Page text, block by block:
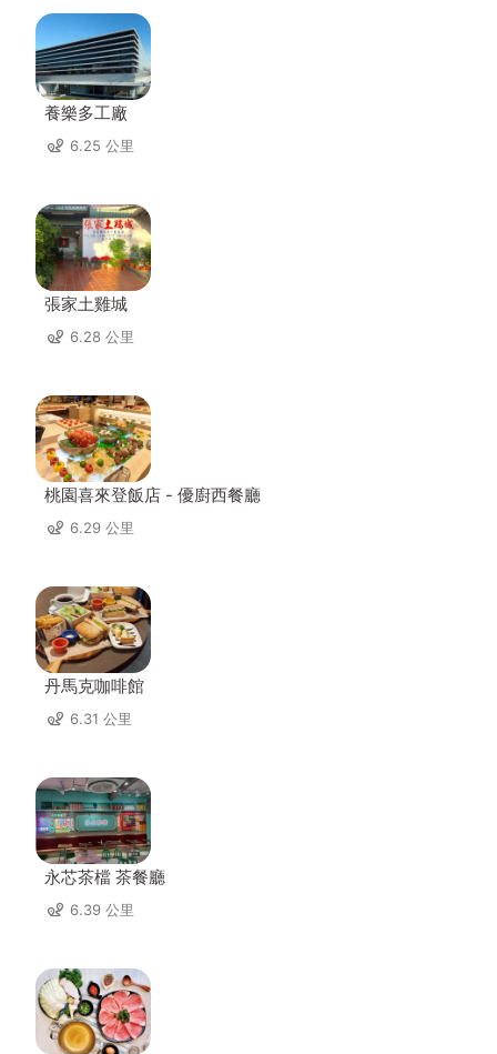
養樂多工廠
6.25 公里
張家土雞城
6.28 公里
桃園喜來登飯店 - 優廚西餐廳
6.29 公里
丹馬克咖啡館
6.31 公里
永芯茶檔 茶餐廳
6.39 公里